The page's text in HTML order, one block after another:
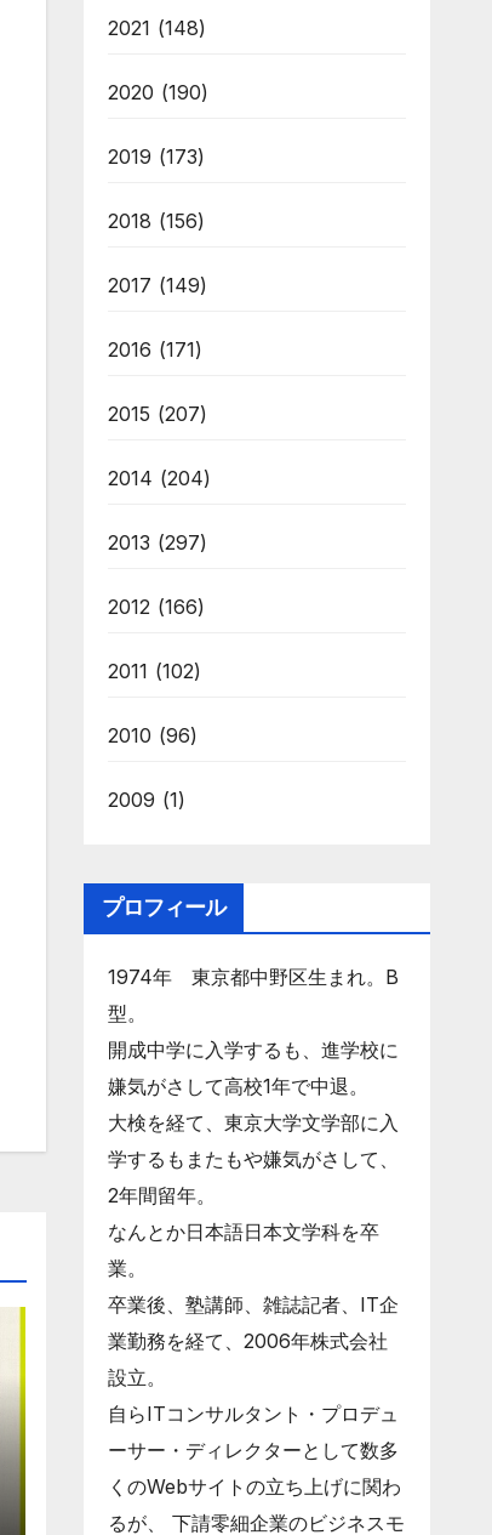
2021 (148)
2020 (190)
2019 (173)
2018 (156)
2017 (149)
2016 (171)
2015 (207)
2014 (204)
2013 (297)
2012 (166)
2011 (102)
2010 (96)
2009 (1)
プロフィール
1974年 東京都中野区生まれ。B
型。
開成中学に入学するも、進学校に
嫌気がさして高校1年で中退。
大検を経て、東京大学文学部に入
学するもまたもや嫌気がさして、
2年間留年。
なんとか日本語日本文学科を卒
業。
卒業後、塾講師、雑誌記者、IT企
業勤務を経て、2006年株式会社
設立。
自らITコンサルタント・プロデュ
ーサー・ディレクターとして数多
くのWebサイトの立ち上げに関わ
るが、 下請零細企業のビジネスモ